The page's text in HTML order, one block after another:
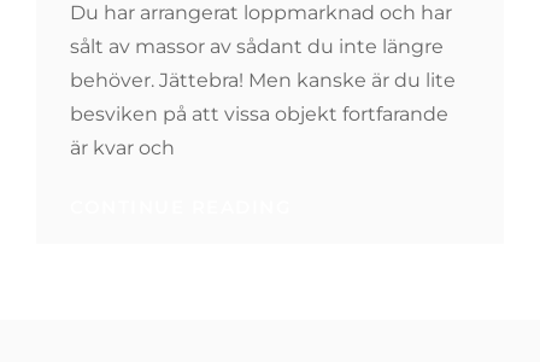
Du har arrangerat loppmarknad och har
sålt av massor av sådant du inte längre
behöver. Jättebra! Men kanske är du lite
besviken på att vissa objekt fortfarande
är kvar och